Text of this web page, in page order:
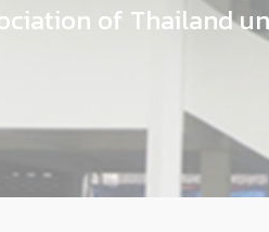
of Thailand